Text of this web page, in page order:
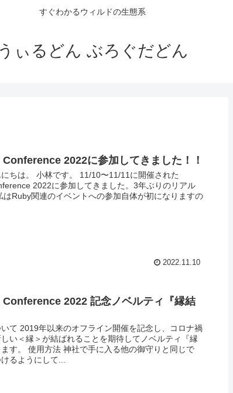
すぐわかるウィルドの生態系
うぃるどん ぶろぐだどん
2022に参加してきました！！
ちは。 小林です。 11/10〜11/11に開催された
2022に参加してきました。3年ぶりのリアル
はRuby関連のイベントへの参加自体が初になりますの
2022.11.10
2022 記念ノベルティ『縁結
いて 2019年以来のオフライン開催を記念し、コロナ禍
い＜縁＞が結ばれることを期待してノベルティ『縁
す。 使用方法 神社で手に入る他の御守りと同じで
るようにして...